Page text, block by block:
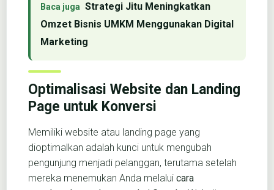
Strategi Jitu Meningkatkan
Omzet Bisnis UMKM Menggunakan Digital
Marketing
Optimalisasi Website dan Landing
Page untuk Konversi
Memiliki website atau landing page yang
dioptimalkan adalah kunci untuk mengubah
pengunjung menjadi pelanggan, terutama setelah
mereka menemukan Anda melalui cara